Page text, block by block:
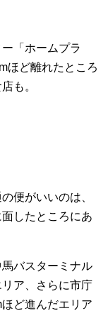
「ホームプラ
ほど離れたところ
も。
便がいいのは、
したところにあ
バスターミナル
ア、さらに市庁
ど進んだエリア